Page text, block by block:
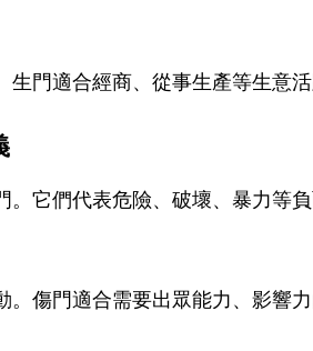
門適合經商、從事生產等生意活
。它們代表危險、破壞、暴力等
傷門適合需要出眾能力、影響